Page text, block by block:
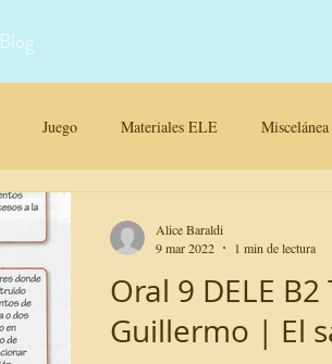
Blog
Juego Materiales ELE Miscelánea
Oral 9 DELE
Guillermo | El
Alice Baraldi
9 mar 2022
1 min de lectura